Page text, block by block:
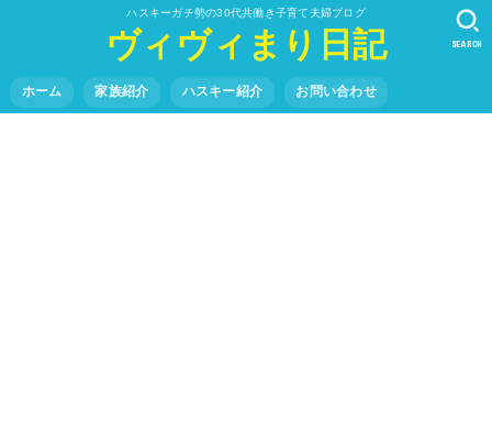
ハスキーガチ勢の30代共働き子育て夫婦ブログ
ヴィヴィまり日記
ホーム 家族紹介 ハスキー紹介 お問い合わせ
SEARCH